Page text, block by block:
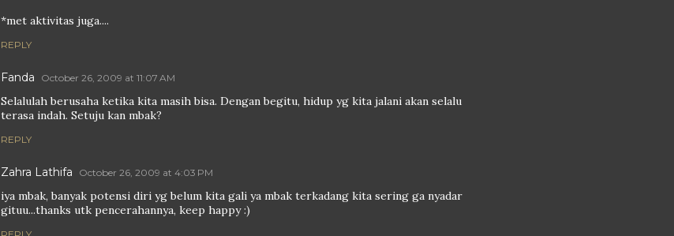
*met aktivitas juga....
REPLY
Fanda October 26, 2009 at 11:07 AM
Selalulah berusaha ketika kita masih bisa. Dengan begitu, hidup yg kita jalani akan selalu
terasa indah. Setuju kan mbak?
REPLY
Zahra Lathifa October 26, 2009 at 4:03 PM
iya mbak, banyak potensi diri yg belum kita gali ya mbak terkadang kita sering ga nyadar
gituu...thanks utk pencerahannya, keep happy :)